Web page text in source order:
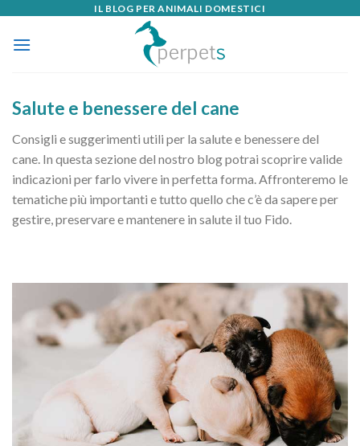
content
IL BLOG PER ANIMALI DOMESTICI
Salute e benessere del cane
Consigli e suggerimenti utili per la salute e benessere del
cane. In questa sezione del nostro blog potrai scoprire valide
indicazioni per farlo vivere in perfetta forma. Affronteremo le
tematiche più importanti e tutto quello che c’è da sapere per
gestire, preservare e mantenere in salute il tuo Fido.